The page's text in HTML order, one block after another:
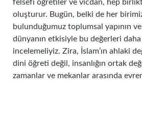
felsefi öğretiler ve vicdan, hep
oluşturur. Bugün, belki de her
bulunduğumuz toplumsal yapının ve
dünyanın etkisiyle bu değerleri
incelemeliyiz. Zira, İslam’ın ahlaki
dini öğreti değil, insanlığın ortak
zamanlar ve mekanlar arasında